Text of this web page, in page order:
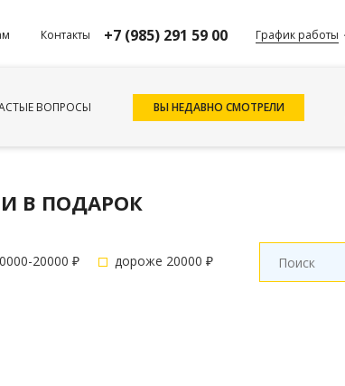
Контакты +7 (985) 291 59 00 График работы
ВОПРОСЫ
ВЫ НЕДАВНО СМОТРЕЛИ
В ПОДАРОК
20000 ₽ дороже 20000 ₽